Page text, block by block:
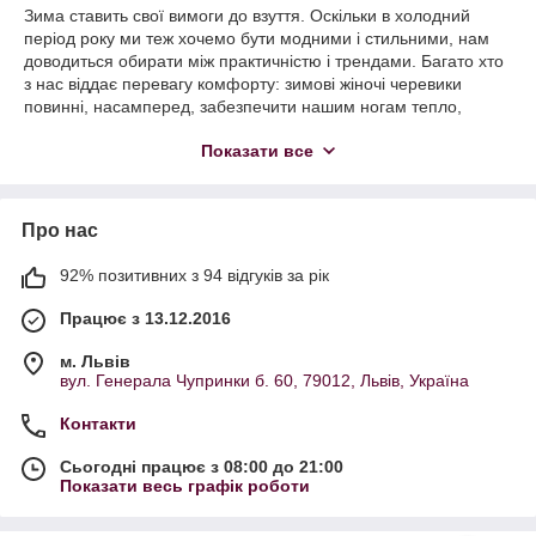
Зима ставить свої вимоги до взуття. Оскільки в холодний
період року ми теж хочемо бути модними і стильними, нам
доводиться обирати між практичністю і трендами. Багато хто
з нас віддає перевагу комфорту: зимові жіночі черевики
повинні, насамперед, забезпечити нашим ногам тепло,
матеріалів, з яких їх виготовляють, виходить на перший план.
Утепленням слугує набивне хутро, повсть, вовна, байка.
від температурного режиму і погоди.
АКТУАЛЬНІ МОДЕЛІ ЦЬОГО СЕЗОНУ
Комфорт - це основний тренд сучасного життя в цілому. Він
сезоном моделі взуття набувають все більш універсального
життя.
Саме тому модні зимові жіночі черевики поєднують в собі
Показати все
Про нас
92% позитивних з 94 відгуків за рік
Працює з 13.12.2016
м. Львів
вул. Генерала Чупринки б. 60, 79012, Львів, Україна
Контакти
Сьогодні працює з 08:00 до 21:00
Показати весь графік роботи